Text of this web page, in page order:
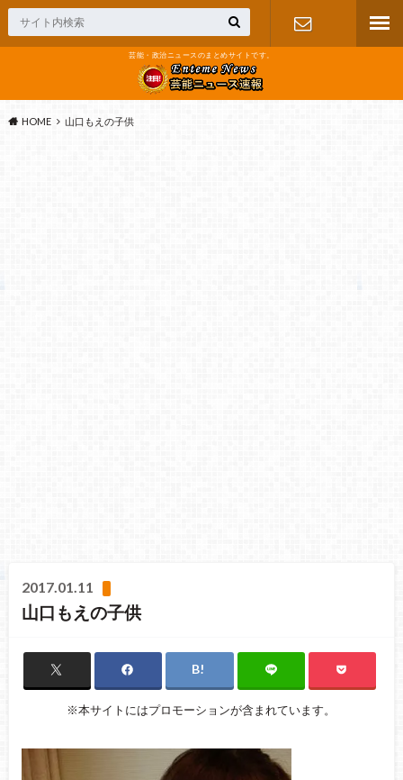
芸能・政治ニュースのまとめサイトです。
HOME 山口もえの子供
2017.01.11
山口もえの子供
※本サイトにはプロモーションが含まれています。